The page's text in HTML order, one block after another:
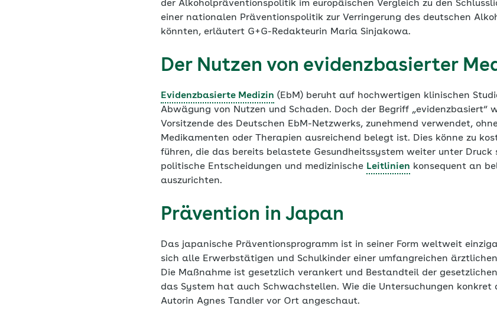
der Alkoholpräventionspolitik im europäischen Vergleich zu den
einer nationalen Präventionspolitik zur Verringerung des deutschen
könnten, erläutert G+G-Redakteurin Maria Sinjakowa.
Der Nutzen von evidenzbasierter
Evidenzbasierte Medizin (EbM) beruht auf hochwertigen klinischen
Abwägung von Nutzen und Schaden. Doch der Begriff „evidenzbasiert“
Vorsitzende des Deutschen EbM-Netzwerks, zunehmend verwendet,
Medikamenten oder Therapien ausreichend belegt ist. Dies könne zu
führen, die das bereits belastete Gesundheitssystem weiter unter Druck
politische Entscheidungen und medizinische Leitlinien konsequent an
auszurichten.
Prävention in Japan
Das japanische Präventionsprogramm ist in seiner Form weltweit
sich alle Erwerbstätigen und Schulkinder einer umfangreichen
Die Maßnahme ist gesetzlich verankert und Bestandteil der
das System hat auch Schwachstellen. Wie die Untersuchungen konkret
Autorin Agnes Tandler vor Ort angeschaut.